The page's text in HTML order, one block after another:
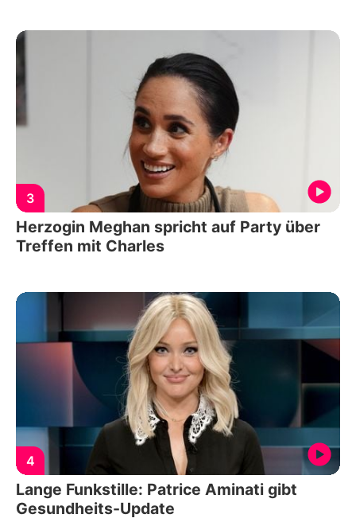
3
Herzogin Meghan spricht auf Party über
Treffen mit Charles
4
Lange Funkstille: Patrice Aminati gibt
Gesundheits-Update